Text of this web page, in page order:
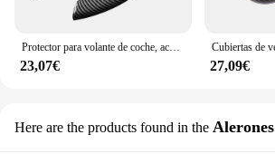
Protector para volante de coche, accesorios interiores universales de fibra de carbono para automóvil
23,07€ 27,09€
Here are the products found in the Alerones